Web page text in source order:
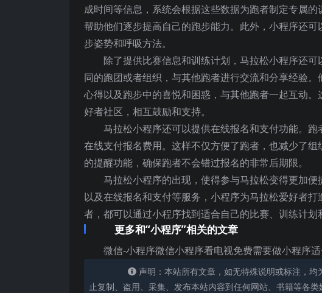
成时间等信息，系统会根据这些数据为跑者制定专属
帮助他们逐步提高自己的跑步能力。此外，小程序还
步姿势和呼吸方法。
除了提供比赛信息和训练计划，马拉松小程序还
同的跑团或者组织，与其他跑者进行交流和分享经验
心得以及跑步中的喜悦和困惑，与其他跑者一起互动
好者社区，相互鼓励和支持。
马拉松小程序还可以提供在线报名和支付功能。
在线支付报名费用。这样不仅方便了跑者，也减少了
的提醒功能，确保跑者不会错过报名的非常后期限。
马拉松小程序的出现，使得参与马拉松变得更加
以及在线报名和支付等服务，小程序为马拉松爱好者
者，都可以通过小程序找到适合自己的比赛、训练计划
更多和“小程序”相关的文章
微信-小程序微信小程序看电视免费需要做小程序
声明：本站所有文章，如无特殊说明或标注，
止复制、盗用、采集、发布本站内容到任何网站、书籍等各